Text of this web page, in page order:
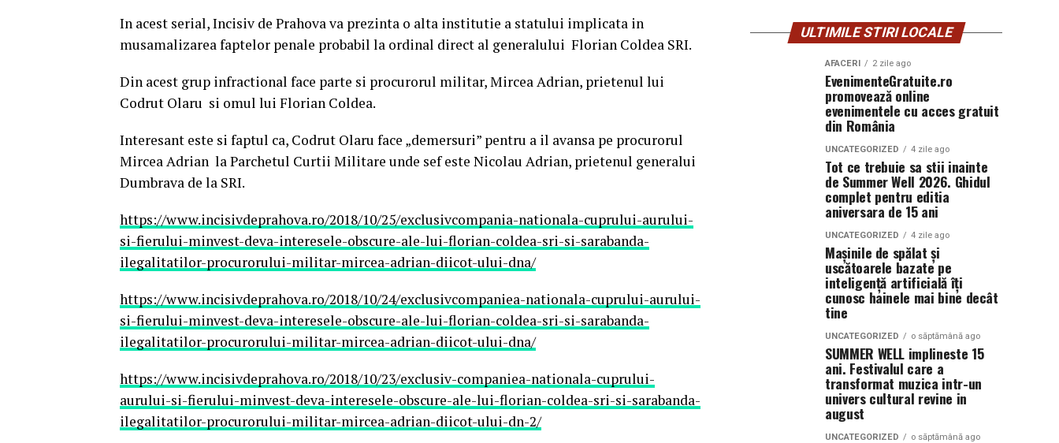
In acest serial, Incisiv de Prahova va prezinta o alta institutie a statului implicata in
musamalizarea faptelor penale probabil la ordinal direct al generalului Florian Coldea SRI.
Din acest grup infractional face parte si procurorul militar, Mircea Adrian, prietenul lui
Codrut Olaru si omul lui Florian Coldea.
Interesant este si faptul ca, Codrut Olaru face „demersuri” pentru a il avansa pe procurorul
Mircea Adrian la Parchetul Curtii Militare unde sef este Nicolau Adrian, prietenul generalui
Dumbrava de la SRI.
https://www.incisivdeprahova.ro/2018/10/25/exclusivcompania-nationala-cuprului-aurului-
si-fierului-minvest-deva-interesele-obscure-ale-lui-florian-coldea-sri-si-sarabanda-
ilegalitatilor-procurorului-militar-mircea-adrian-diicot-ului-dna/
https://www.incisivdeprahova.ro/2018/10/24/exclusivcompaniea-nationala-cuprului-aurului-
si-fierului-minvest-deva-interesele-obscure-ale-lui-florian-coldea-sri-si-sarabanda-
ilegalitatilor-procurorului-militar-mircea-adrian-diicot-ului-dna/
https://www.incisivdeprahova.ro/2018/10/23/exclusiv-companiea-nationala-cuprului-
aurului-si-fierului-minvest-deva-interesele-obscure-ale-lui-florian-coldea-sri-si-sarabanda-
ilegalitatilor-procurorului-militar-mircea-adrian-diicot-ului-dn-2/
ULTIMILE STIRI LOCALE
AFACERI 2 zile ago
EvenimenteGratuite.ro
promovează online
evenimentele cu acces gratuit
din România
UNCATEGORIZED 4 zile ago
Tot ce trebuie sa stii inainte
de Summer Well 2026. Ghidul
complet pentru editia
aniversara de 15 ani
UNCATEGORIZED 4 zile ago
Mașinile de spălat și
uscătoarele bazate pe
inteligență artificială îți
cunosc hainele mai bine decât
tine
UNCATEGORIZED o săptămână ago
SUMMER WELL implineste 15
ani. Festivalul care a
transformat muzica intr-un
univers cultural revine in
august
UNCATEGORIZED o săptămână ago